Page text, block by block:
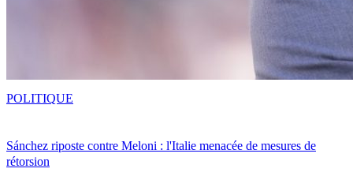
Sánchez riposte contre Meloni : l'Italie menacée de mesures de
rétorsion
POLITIQUE